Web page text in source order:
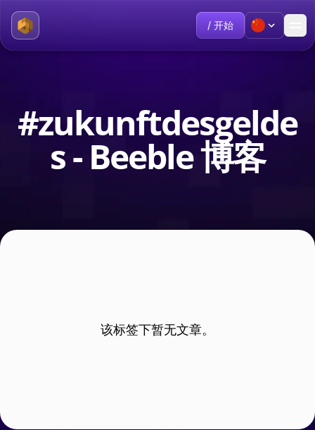
/ 开始
#zukunftdesgelde
s - Beeble 博客
该标签下暂无文章。